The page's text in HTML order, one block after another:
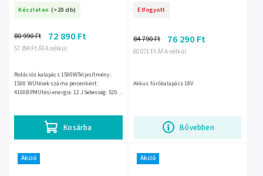
Készleten (>20 db)
57 394 Ft ÁFA nélkül
80 990 Ft 72 890 Ft
Kosárba
Rotációs kalapács 1500WTeljesítmény:
1500 WÜtések száma percenként:
4100BPMÜtési energia: 12 JSebesség: 520
Elfogyott
60 071 Ft ÁFA nélkül
84 790 Ft 76 290 Ft
Bővebben
Akkus fúrókalapács 18V
Akció Akció